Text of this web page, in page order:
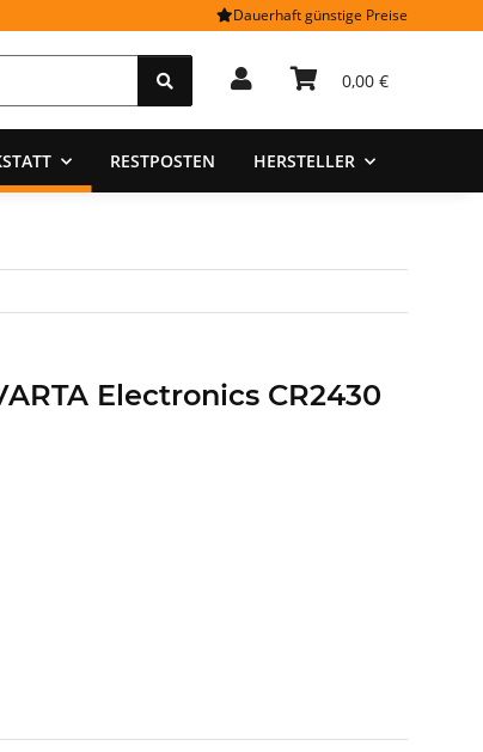
Dauerhaft günstige Preise
0,00 €
RESTPOSTEN HERSTELLER
Electronics CR2430